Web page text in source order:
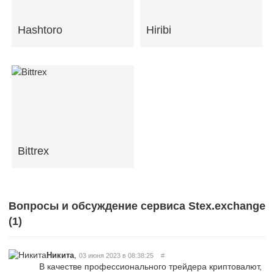
Hashtoro Hiribi
Bittrex
Вопросы и обсуждение сервиса Stex.exchange
(1)
Никита 03 июня 2023 в 08:38:25 #
В качестве профессионального трейдера криптовалют,